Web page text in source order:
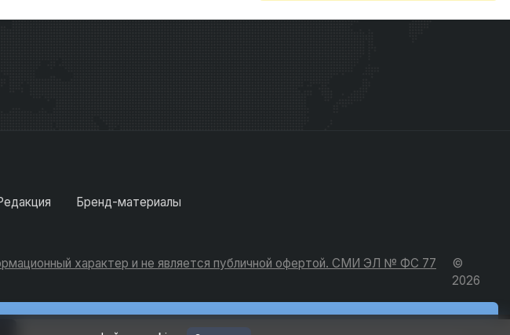
Бренд-материалы
характер и не является публичной офертой. СМИ ЭЛ № ФС 77
©
2026